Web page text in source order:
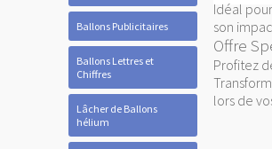
Ballons Publicitaires
Ballons Lettres et
Chiffres
Lâcher de Ballons
hélium
Idéal
son
Offre
Profitez
lors de